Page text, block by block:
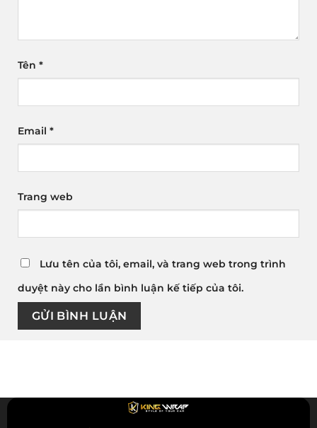
Tên *
Email *
Trang web
Lưu tên của tôi, email, và trang web trong trình
duyệt này cho lần bình luận kế tiếp của tôi.